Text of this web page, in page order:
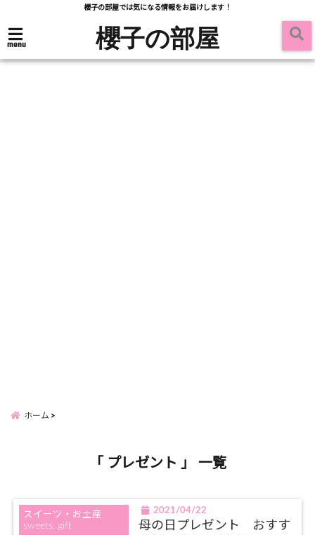
櫻子の部屋では気になる情報をお届けします！
menu 櫻子の部屋
ホーム
「 プレゼント 」 一覧
スイーツ・お土産
sweets, gift
2021/04/22
母の日プレゼント おすす